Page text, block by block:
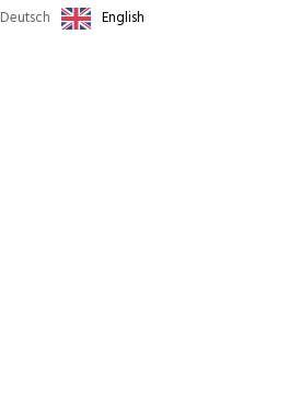
Deutsch English